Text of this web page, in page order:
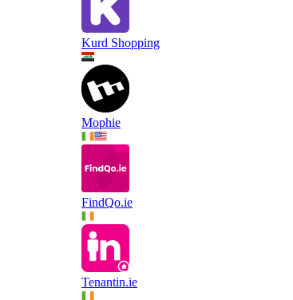
Kurd Shopping
Mophie
FindQo.ie
Tenantin.ie